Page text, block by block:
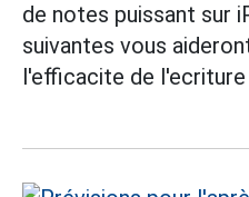
de notes puissant sur
suivantes vous
l'efficacite de